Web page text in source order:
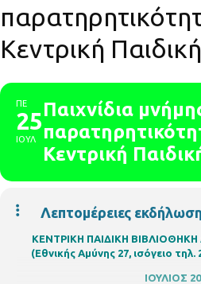
Κεντρική
ΠΕ
25
ΙΟΥΛ
Παιχνίδια
Κεντρική
Λεπτομέρειες
ΚΕΝΤΡΙΚΗ ΠΑΙΔΙΚΗ
(Εθνικής Αμύνης 27, ισόγειο τηλ.
ΙΟΥΛΙΟΣ